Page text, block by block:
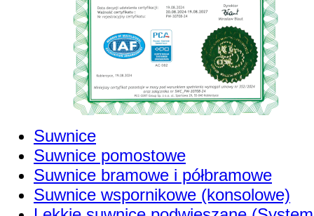
Suwnice
Suwnice pomostowe
Suwnice bramowe i półbramowe
Suwnice wspornikowe (konsolowe)